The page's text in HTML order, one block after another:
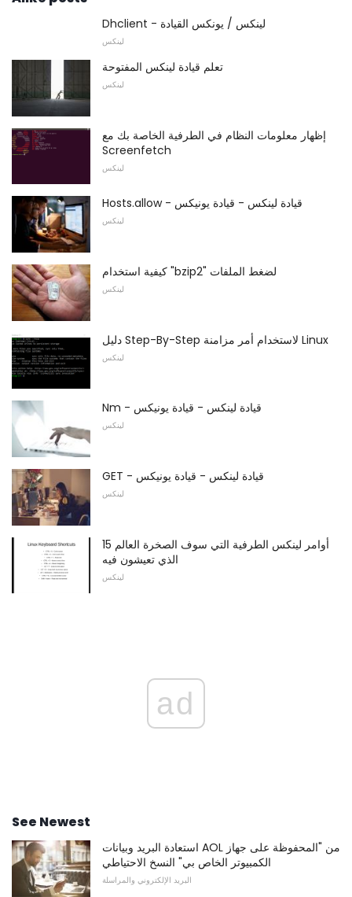
Dhclient - لينكس / يونكس القيادة
لينكس
تعلم قيادة لينكس المفتوحة
لينكس
إظهار معلومات النظام في الطرفية الخاصة بك مع
Screenfetch
لينكس
Hosts.allow - قيادة لينكس - قيادة يونيكس
لينكس
كيفية استخدام "bzip2" لضغط الملفات
لينكس
دليل Step-By-Step لاستخدام أمر مزامنة Linux
لينكس
Nm - قيادة لينكس - قيادة يونيكس
لينكس
GET - قيادة لينكس - قيادة يونيكس
لينكس
15 أوامر لينكس الطرفية التي سوف الصخرة العالم
الذي تعيشون فيه
لينكس
ad
See Newest
استعادة البريد وبيانات AOL من "المحفوظة على جهاز
الكمبيوتر الخاص بي" النسخ الاحتياطي
البريد الإلكتروني والمراسلة